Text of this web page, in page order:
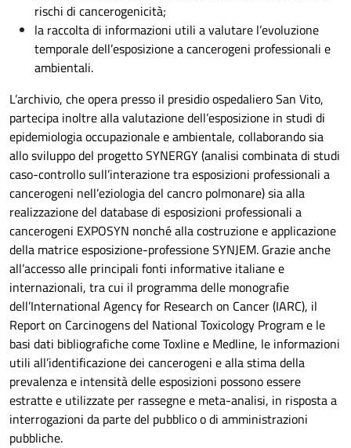
rischi di cancerogenicità;
la raccolta di informazioni utili a valutare l’evoluzione
temporale dell’esposizione a cancerogeni professionali e
ambientali.
L’archivio, che opera presso il presidio ospedaliero San Vito,
partecipa inoltre alla valutazione dell’esposizione in studi di
epidemiologia occupazionale e ambientale, collaborando sia
allo sviluppo del progetto SYNERGY (analisi combinata di studi
caso-controllo sull’interazione tra esposizioni professionali a
cancerogeni nell’eziologia del cancro polmonare) sia alla
realizzazione del database di esposizioni professionali a
cancerogeni EXPOSYN nonché alla costruzione e applicazione
della matrice esposizione-professione SYNJEM. Grazie anche
all’accesso alle principali fonti informative italiane e
internazionali, tra cui il programma delle monografie
dell’International Agency for Research on Cancer (IARC), il
Report on Carcinogens del National Toxicology Program e le
basi dati bibliografiche come Toxline e Medline, le informazioni
utili all’identificazione dei cancerogeni e alla stima della
prevalenza e intensità delle esposizioni possono essere
estratte e utilizzate per rassegne e meta-analisi, in risposta a
interrogazioni da parte del pubblico o di amministrazioni
pubbliche.